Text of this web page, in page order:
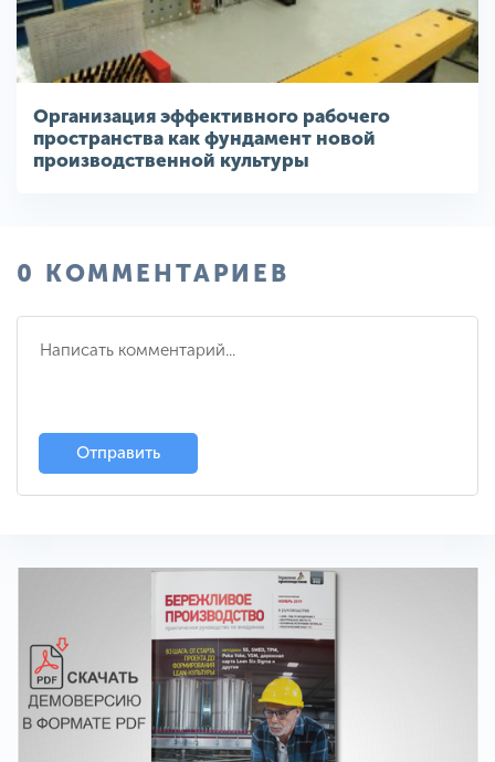
Организация эффективного рабочего
пространства как фундамент новой
производственной культуры
0 КОММЕНТАРИЕВ
Отправить